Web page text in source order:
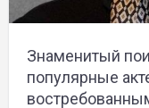
Знаменитый
популярные